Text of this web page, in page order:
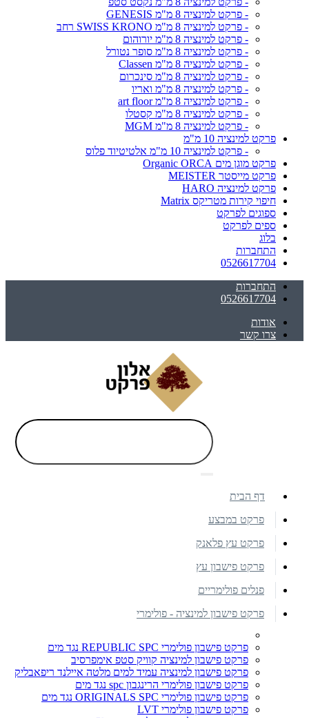
- פרקט למינציה 8 מ"מ GENESIS
- פרקט למינציה 8 מ"מ SWISS KRONO רחב
- פרקט למינציה 8 מ"מ יורוהום
- פרקט למינציה 8 מ"מ סופר נטורל
- פרקט למינציה 8 מ"מ Classen
- פרקט למינציה 8 מ"מ סינכרום
- פרקט למינציה 8 מ"מ ואריו
- פרקט למינציה 8 מ"מ art floor
- פרקט למינציה 8 מ"מ קסטלו
- פרקט למינציה 8 מ"מ MGM
פרקט למינציה 10 מ"מ
- פרקט למינציה 10 מ"מ אלטיטיוד פלוס
פרקט מוגן מים Organic ORCA
פרקט מייסטר MEISTER
פרקט למינציה HARO
חיפוי קירות מטריקס Matrix
ספוגים לפרקט
ספים לפרקט
בלוג
התחברות
0526617704
התחברות
0526617704
אודות
צרו קשר
דף הבית
פרקט במבצע
פרקט עץ פלאנק
פרקט פישבון עץ
פנלים פולימריים
פרקט פישבון למינציה - פולימרי
פרקט פישבון פולימרי REPUBLIC SPC נגד מים
פרקט פישבון למינציה קוויק סטפ אימפרסיב
פרקט פישבון למינציה עמיד למים מלטה איילנד ריפאבליק
פרקט פישבון פולימרי הרינגבון spc נגד מים
פרקט פישבון פולימרי ORIGINALS SPC נגד מים
פרקט פישבון פולימרי LVT